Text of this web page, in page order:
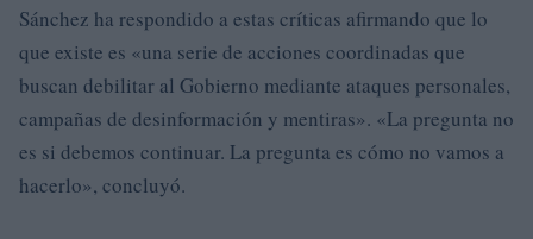
Sánchez ha respondido a estas críticas afirmando que lo
que existe es «una serie de acciones coordinadas que
buscan debilitar al Gobierno mediante ataques personales,
campañas de desinformación y mentiras». «La pregunta no
es si debemos continuar. La pregunta es cómo no vamos a
hacerlo», concluyó.